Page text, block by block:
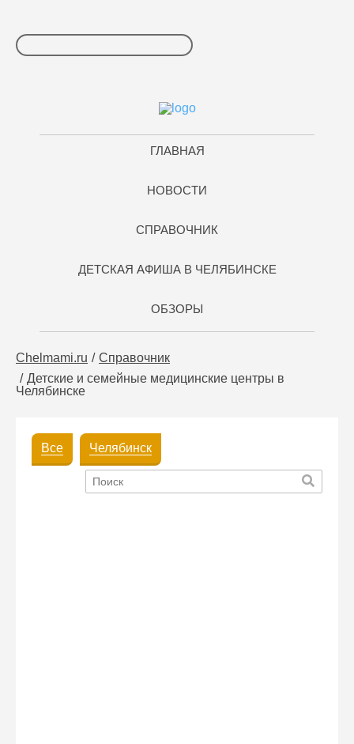
ГЛАВНАЯ
НОВОСТИ
СПРАВОЧНИК
ДЕТСКАЯ АФИША В ЧЕЛЯБИНСКЕ
ОБЗОРЫ
Chelmami.ru
Справочник
Детские и семейные медицинские центры в
Челябинске
Все Челябинск